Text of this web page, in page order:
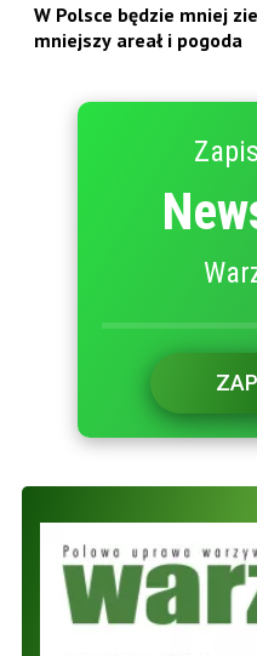
W Polsce będzie mniej
mniejszy areał i pogoda